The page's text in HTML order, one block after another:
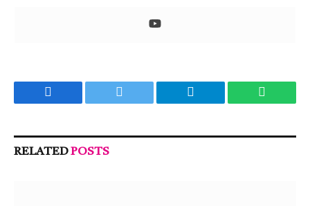
Facebook Twitter Telegram
RELATEDPOSTS